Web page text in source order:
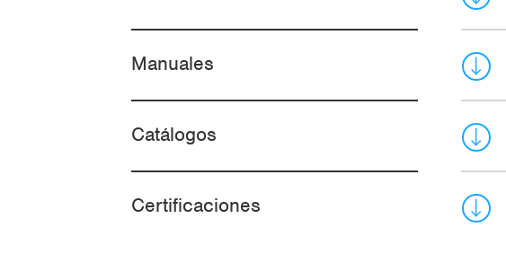
Manuales
Catálogos
Certificaciones